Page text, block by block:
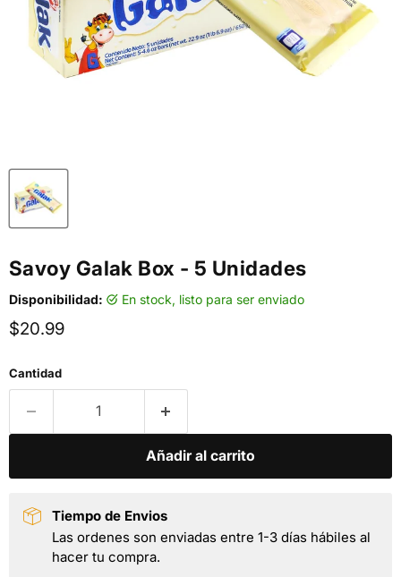
Savoy Galak Box - 5 Unidades
Disponibilidad: en stock, listo para ser enviado
Precio actual
$20.99
Cantidad
Añadir al carrito
Tiempo de Envios
Las ordenes son enviadas entre 1-3 días hábiles al
hacer tu compra.